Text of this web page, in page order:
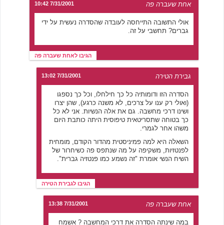
אחת שעברה פה 7/31/2001 10:42
אולי התשובה התייחסה לעובדה שהסדרה נעשית על ידי
גברים? תחשבי על זה.
הגיבו לאחת שעברה פה
גבירת הטירה 7/31/2001 13:02
הסדרה הזו ודומותיה כל כך חילחלו, וכל כך נספגו
(ואולי רק ענו על צרכים, לא משנה כרגע), שהן יצרו
ושינו דרכי מחשבה. גם את אלה הנשיות. אני לא כל
כך בטוחה שתסריטאית טיפוסית היתה כותבת היום
משהו אחר לגמרי.
השאלה היא למה פמיניסטית מהדור הקודם, מומחית
לפנטזיות, משקיפה על מה שנתפס פה כשיחרור של
השיח הנשי אומרת "זה נשמע כמו פנטזיה גברית".
הגיבו לגבירת הטירה
אחת שעברה פה 7/31/2001 13:38
במה שינתה הסדרה את דרכי המחשבה ? אשמח